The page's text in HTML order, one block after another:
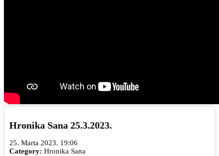
Hronika Sana 25.3.2023.
25. Marta 2023. 19:06
Category: Hronika Sana